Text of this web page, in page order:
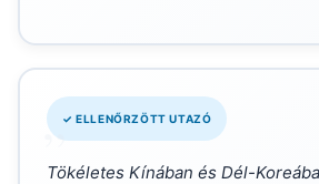
✓ ELLENŐRZÖTT UTAZÓ
„
Tökéletes Kínában és Dél-